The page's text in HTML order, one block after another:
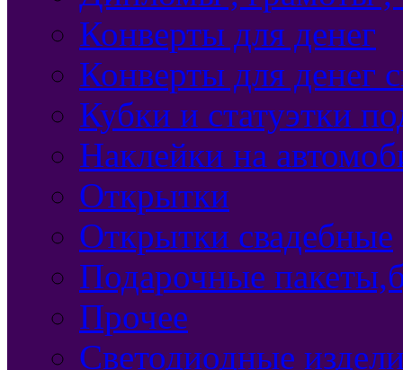
Конверты для денег
Конверты для денег
Кубки и статуэтки
Наклейки на
Открытки
Открытки свадебные
Подарочные
Прочее
Светодиодные